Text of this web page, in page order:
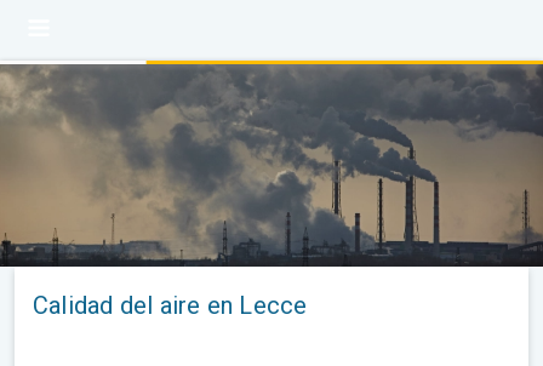
Calidad del aire en Lecce